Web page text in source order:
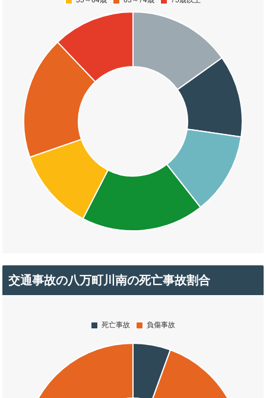
交通事故の八万町川南の死亡事故割合